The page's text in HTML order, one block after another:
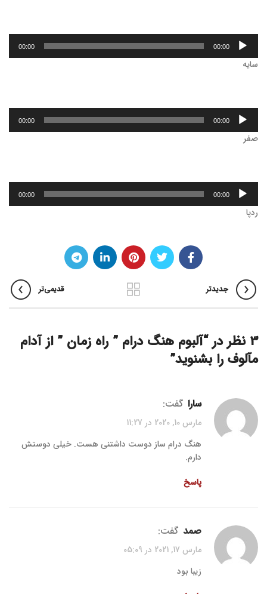
پخش‌کننده
صوت
00:00
00:00
سایه
پخش‌کننده
صوت
00:00
00:00
صفر
پخش‌کننده
صوت
00:00
00:00
ردپا
جدیدتر قدیمی‌تر
3 نظر در “
آلبوم هنگ درام ” راه زمان ” از آدام
مآلوف را بشنوید”
سارا گفت:
مارس 10, 2020 در 11:27
هنگ درام ساز دوست داشتنی هست. خیلی دوستش
دارم.
پاسخ
صمد گفت:
مارس 17, 2021 در 05:09
زیبا بود